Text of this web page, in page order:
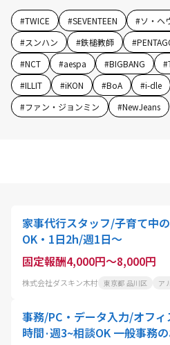
#TWICE #SEVENTEEN #ソ・ヘ
#スンハン #鉄槌教師 #
#NCT #aespa #BIGBANG #
#ILLIT #iKON #BoA #i-dle
#ファン・ジョンミン #NewJeans
家事代行スタッフ/子育て中
OK・1日2h/週1日〜
固定報酬4,000円～8,000円
株式会社ダスキン木村 東京都 品川区 ア
事務/PC・データ入力/オフ
時間·週3~相談OK 一般事務